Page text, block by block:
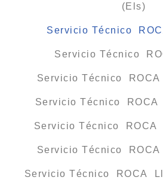
(Els)
Servicio Técnico
Servicio Técnico
Servicio Técnico
Servicio Técnico ROCA
Servicio Técnico ROCA
Servicio Técnico ROCA
Servicio Técnico ROCA